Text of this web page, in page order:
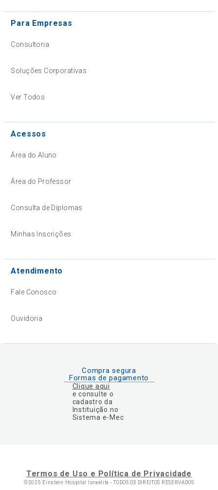
Para Empresas
Consultoria
Soluções Corporativas
Ver Todos
Acessos
Área do Aluno
Área do Professor
Consulta de Diplomas
Minhas Inscrições
Atendimento
Fale Conosco
Ouvidoria
Compra segura
Formas de pagamento
Clique aqui
e consulte o
cadastro da
Instituição no
Sistema e-Mec
Termos de Uso e Política de Privacidade
©2025 Einstein Hospital Israelita -TODOS OS DIREITOS RESERVADOS